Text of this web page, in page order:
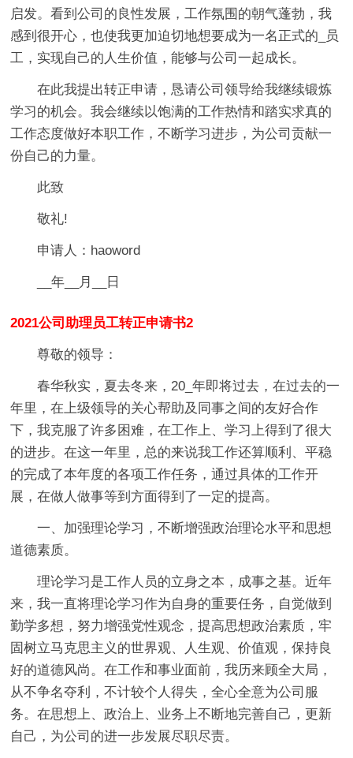
启发。看到公司的良性发展，工作氛围的朝气蓬勃，我
感到很开心，也使我更加迫切地想要成为一名正式的_员
工，实现自己的人生价值，能够与公司一起成长。
在此我提出转正申请，恳请公司领导给我继续锻炼
学习的机会。我会继续以饱满的工作热情和踏实求真的
工作态度做好本职工作，不断学习进步，为公司贡献一
份自己的力量。
此致
敬礼!
申请人：haoword
__年__月__日
2021公司助理员工转正申请书2
尊敬的领导：
春华秋实，夏去冬来，20_年即将过去，在过去的一
年里，在上级领导的关心帮助及同事之间的友好合作
下，我克服了许多困难，在工作上、学习上得到了很大
的进步。在这一年里，总的来说我工作还算顺利、平稳
的完成了本年度的各项工作任务，通过具体的工作开
展，在做人做事等到方面得到了一定的提高。
一、加强理论学习，不断增强政治理论水平和思想
道德素质。
理论学习是工作人员的立身之本，成事之基。近年
来，我一直将理论学习作为自身的重要任务，自觉做到
勤学多想，努力增强党性观念，提高思想政治素质，牢
固树立马克思主义的世界观、人生观、价值观，保持良
好的道德风尚。在工作和事业面前，我历来顾全大局，
从不争名夺利，不计较个人得失，全心全意为公司服
务。在思想上、政治上、业务上不断地完善自己，更新
自己，为公司的进一步发展尽职尽责。